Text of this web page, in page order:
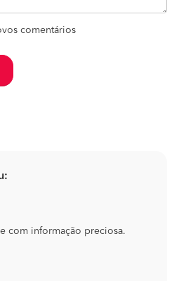
comentários
com informação preciosa.